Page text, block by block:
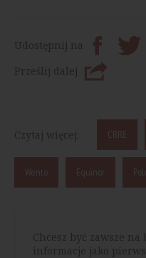
Udostępnij na
Prześlij dalej
Czytaj więcej: CBRE
Wento Equinor
Chcesz być zawsze
informacje jako